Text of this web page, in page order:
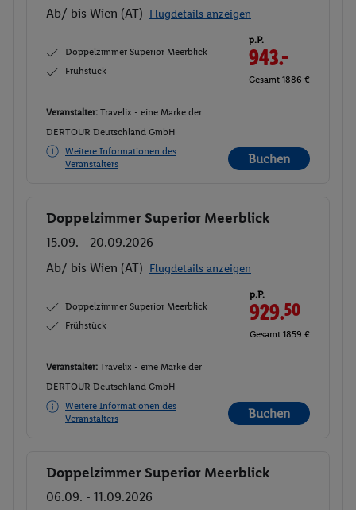
Ab/ bis Wien (AT) Flugdetails anzeigen
Doppelzimmer Superior Meerblick
Frühstück
p.P.
943.-
Gesamt 1886 €
Veranstalter: Travelix - eine Marke der
DERTOUR Deutschland GmbH
Weitere Informationen des
Veranstalters
Buchen
Buchen
Doppelzimmer Superior Meerblick
15.09. - 20.09.2026
Ab/ bis Wien (AT) Flugdetails anzeigen
Doppelzimmer Superior Meerblick
Frühstück
p.P.
929.50
Gesamt 1859 €
Veranstalter: Travelix - eine Marke der
DERTOUR Deutschland GmbH
Weitere Informationen des
Veranstalters
Buchen
Buchen
Doppelzimmer Superior Meerblick
06.09. - 11.09.2026